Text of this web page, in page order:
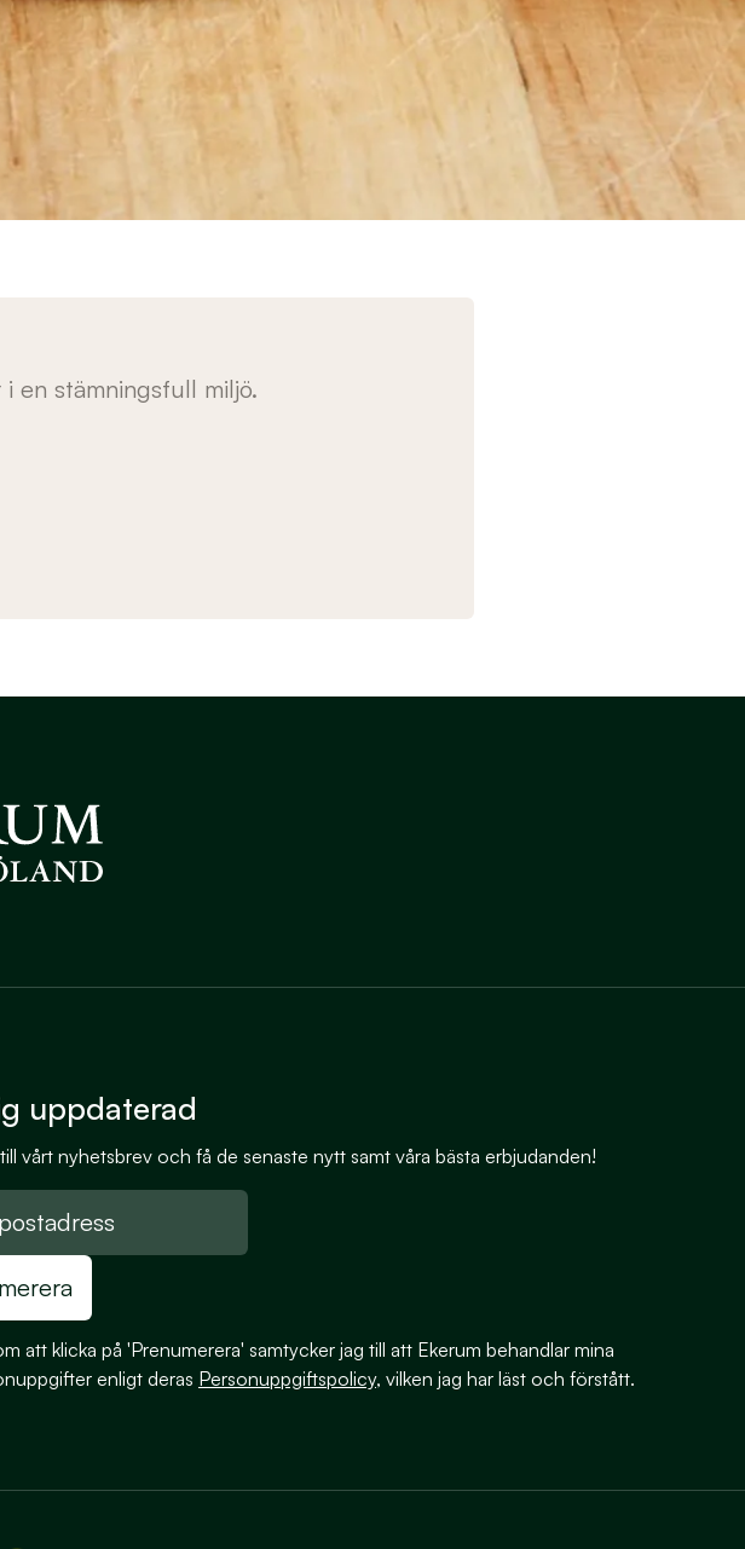
en stämningsfull miljö.
uppdaterad
vårt nyhetsbrev och få de senaste nytt samt våra bästa erbjudanden!
att klicka på 'Prenumerera' samtycker jag till att Ekerum behandlar mina
enligt deras Personuppgiftspolicy, vilken jag har läst och förstått.